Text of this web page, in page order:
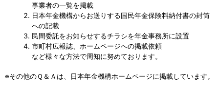
事業者の一覧を掲載
日本年金機構からお送りする国民年金保険料納付書の封筒
への記載
民間委託をお知らせするチラシを年金事務所に設置
市町村広報誌、ホームページへの掲載依頼
など様々な方法で周知に努めております。
※その他のＱ＆Ａは、日本年金機構ホームページに掲載しています。